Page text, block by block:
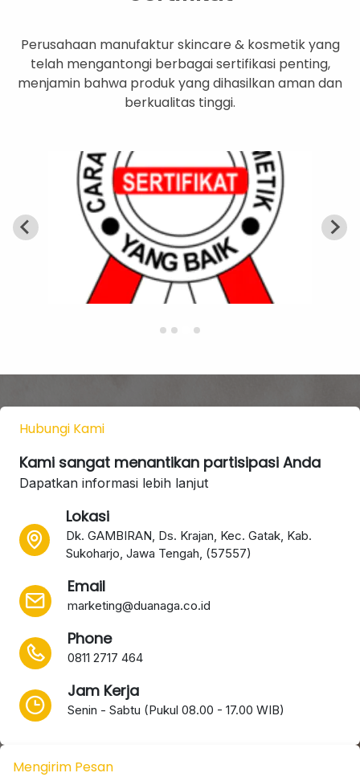
Perusahaan manufaktur skincare & kosmetik yang
telah mengantongi berbagai sertifikasi penting,
menjamin bahwa produk yang dihasilkan aman dan
berkualitas tinggi.
Hubungi Kami
Kami sangat menantikan partisipasi Anda
Dapatkan informasi lebih lanjut
Lokasi
Dk. GAMBIRAN, Ds. Krajan, Kec. Gatak, Kab.
Sukoharjo, Jawa Tengah, (57557)
Email
marketing@duanaga.co.id
Phone
0811 2717 464
Jam Kerja
Senin - Sabtu (Pukul 08.00 - 17.00 WIB)
Mengirim Pesan